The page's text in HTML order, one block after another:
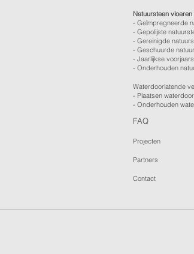
Natuursteen vloeren
- Geïmpregneerde
- Gepolijste
- Gereinigde
- Geschuurde
- Jaarlijkse
- Onderhouden
Waterdoorlatende
- Plaatsen
- Onderhouden
FAQ
Projecten
Partners
Contact